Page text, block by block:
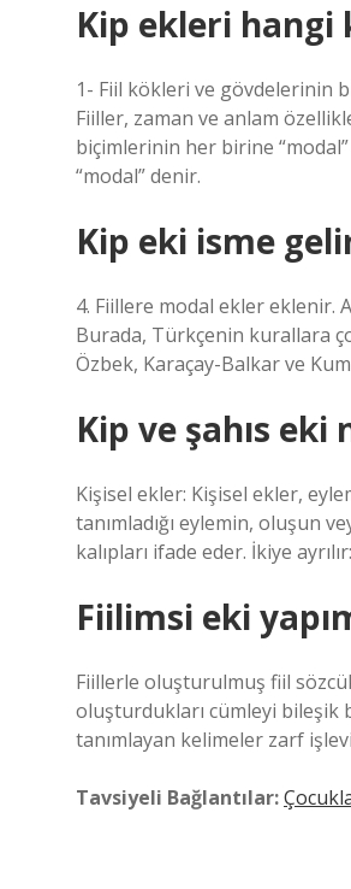
Kip ekleri hangi
1- Fiil kökleri ve gövdelerinin
Fiiller, zaman ve anlam
biçimlerinin her birine
“modal” denir.
Kip eki isme
4. Fiillere modal ekler eklenir.
Burada, Türkçenin kurallara
Özbek, Karaçay-Balkar ve
Kip ve şahıs eki
Kişisel ekler: Kişisel ekler,
tanımladığı eylemin, oluşun
kalıpları ifade eder. İkiye
Fiilimsi eki
Fiillerle oluşturulmuş fiil
oluşturdukları cümleyi bileşik
tanımlayan kelimeler zarf
Tavsiyeli Bağlantılar: